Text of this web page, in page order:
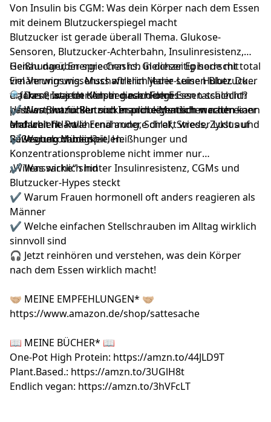
Von Insulin bis CGM: Was dein Körper nach dem Essen
mit deinem Blutzuckerspiegel macht
Blutzucker ist gerade überall Thema. Glukose-
Sensoren, Blutzucker-Achterbahn, Insulinresistenz,
Heißhunger, Energie-Crashs. Gleichzeitig herrscht total
viel Verwirrung. Muss wirklich jeder seinen Blutzucker
tracken? Ist jeder Anstieg nach dem Essen schlecht?
Und warum fühlen sich manche Menschen nach einer
Mahlzeit fit – während andere direkt wieder Lust auf
Süßes bekommen?
Genau darüber sprechen ich in dieser Episode mit
Ernährungswissenschaftlerin Marie-Luise Huber. Du
erfährst, was im Körper nach dem Essen tatsächlich
passiert, wann Blutzucker problematisch werden kann
und welche Rolle Ernährung, Schlaf, Stress, Zyklus und
Bewegung dabei spielen.
🔍 Das erwartet dich in dieser Folge:
✔ Was Blutzucker und Insulin eigentlich machen –
einfach erklärt
✔ Warum Müdigkeit, Heißhunger und
Konzentrationsprobleme nicht immer nur
„Willenssache“ sind
✔ Was wirklich hinter Insulinresistenz, CGMs und
Blutzucker-Hypes steckt
✔ Warum Frauen hormonell oft anders reagieren als
Männer
✔ Welche einfachen Stellschrauben im Alltag wirklich
sinnvoll sind
🎧 Jetzt reinhören und verstehen, was dein Körper
nach dem Essen wirklich macht!
🤝🏼 MEINE EMPFEHLUNGEN* 🤝🏼
https://www.amazon.de/shop/sattesache
📖 MEINE BÜCHER* 📖
One-Pot High Protein: https://amzn.to/44JLD9T
Plant.Based.: https://amzn.to/3UGlH8t
Endlich vegan: https://amzn.to/3hVFcLT